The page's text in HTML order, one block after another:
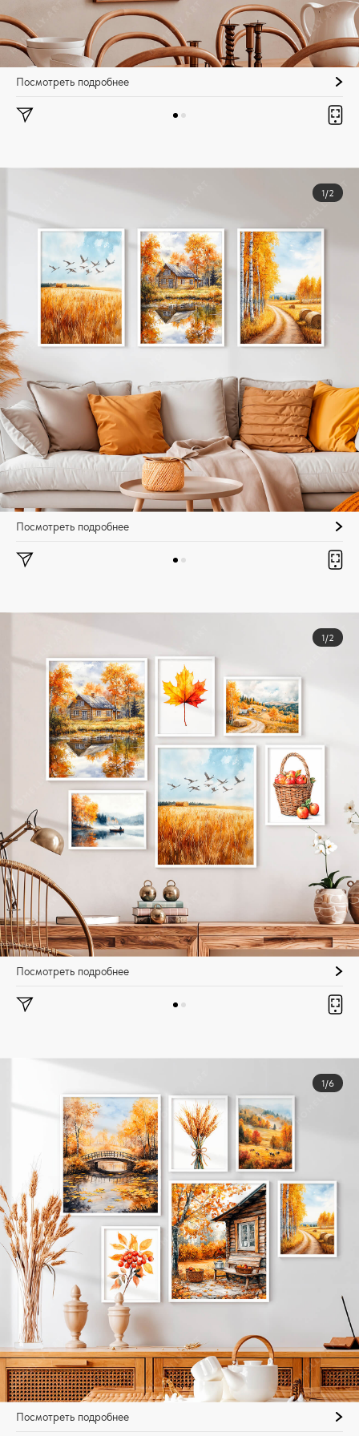
Посмотреть подробнее
1/2
Посмотреть подробнее
1/2
Посмотреть подробнее
1/6
Посмотреть подробнее